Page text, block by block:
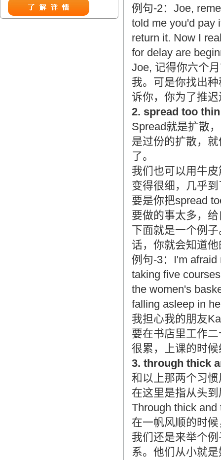
结果后，都无法准确判定翻译质量。从
而给劣质翻译者提供了一定生存条件，
例句-2：Joe,
told me you'd pay
return it. Now I
for delay are
Joe, 记得你六个
我。可是你找出
诉你，你为了推
2. spread too
Spread就是扩散
是过份的扩散，
了。
我们也可以用牛
变得很细，几乎
要是你把spread
要做的事太多，
下面就是一个例
话，你就会知道
例句-3：I'm
taking five
the women's
falling asleep in
我担心我的朋友
要在书店里工作
很累，上课的时
3. through thick
和以上那两个习
在这里是指从头
Through thick
在一帆风顺的时
我们还是来举个
系。他们从小就